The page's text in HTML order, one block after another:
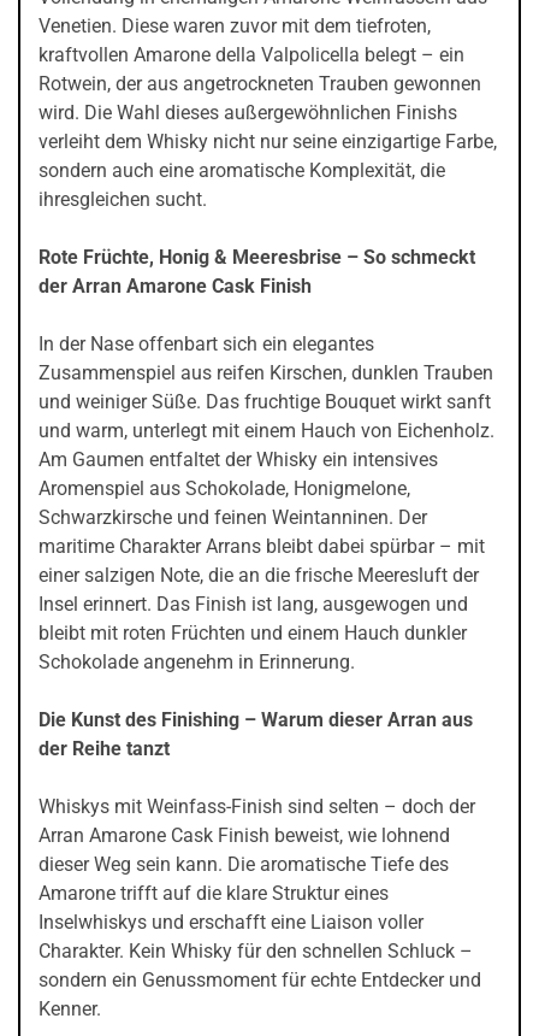
Venetien. Diese waren zuvor mit dem tiefroten,
kraftvollen Amarone della Valpolicella belegt – ein
Rotwein, der aus angetrockneten Trauben gewonnen
wird. Die Wahl dieses außergewöhnlichen Finishs
verleiht dem Whisky nicht nur seine einzigartige Farbe,
sondern auch eine aromatische Komplexität, die
ihresgleichen sucht.
Rote Früchte, Honig & Meeresbrise – So schmeckt
der Arran Amarone Cask Finish
In der Nase offenbart sich ein elegantes
Zusammenspiel aus reifen Kirschen, dunklen Trauben
und weiniger Süße. Das fruchtige Bouquet wirkt sanft
und warm, unterlegt mit einem Hauch von Eichenholz.
Am Gaumen entfaltet der Whisky ein intensives
Aromenspiel aus Schokolade, Honigmelone,
Schwarzkirsche und feinen Weintanninen. Der
maritime Charakter Arrans bleibt dabei spürbar – mit
einer salzigen Note, die an die frische Meeresluft der
Insel erinnert. Das Finish ist lang, ausgewogen und
bleibt mit roten Früchten und einem Hauch dunkler
Schokolade angenehm in Erinnerung.
Die Kunst des Finishing – Warum dieser Arran aus
der Reihe tanzt
Whiskys mit Weinfass-Finish sind selten – doch der
Arran Amarone Cask Finish beweist, wie lohnend
dieser Weg sein kann. Die aromatische Tiefe des
Amarone trifft auf die klare Struktur eines
Inselwhiskys und erschafft eine Liaison voller
Charakter. Kein Whisky für den schnellen Schluck –
sondern ein Genussmoment für echte Entdecker und
Kenner.